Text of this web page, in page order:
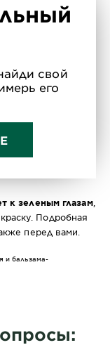
свой
его
к зеленым глазам,
Подробная
перед вами.
и бальзама-